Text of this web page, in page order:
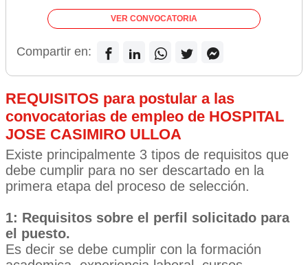
VER CONVOCATORIA
Compartir en:
REQUISITOS para postular a las
convocatorias de empleo de HOSPITAL
JOSE CASIMIRO ULLOA
Existe principalmente 3 tipos de requisitos que
debe cumplir para no ser descartado en la
primera etapa del proceso de selección.
1: Requisitos sobre el perfil solicitado para
el puesto.
Es decir se debe cumplir con la formación